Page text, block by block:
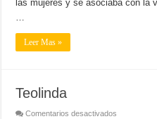
las mujeres y se asociaba con la
…
Leer Mas »
Teolinda
Comentarios desactivados